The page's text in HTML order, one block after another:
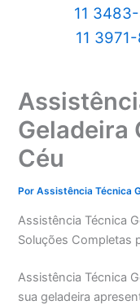
11
11
Geladeira
Céu
PorAssistência Técnica
Assistência Técnica
Soluções Completas
Assistência Técnica
sua geladeira